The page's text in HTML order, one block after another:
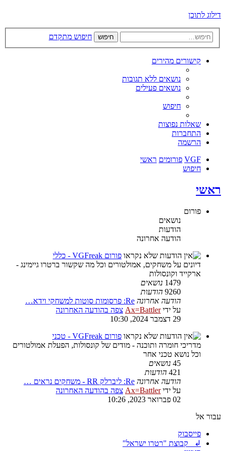
דילוג לתוכן
חיפוש חיפוש מתקדם
קישורים מהירים
נושאים ללא תגובות
נושאים פעילים
חיפוש
שאלות נפוצות
התחברות
הרשמה
VGF פורומים ראשי
חיפוש
ראשי
פורום
נושאים
הודעות
הודעה אחרונה
פורום VGFreak - כללי
דיונים על משחקים, אמולטורים וכל מה שקשור ברטרו גיימינג -
ארקייד וקונסולות
1479 נושאים
9260 הודעות
הודעה אחרונה Re: פרסומות סוטות למשחקי וידא…
על ידיAx=Battler צפה בהודעה האחרונה
29 דצמבר 2024, 10:30
פורום VGFreak - טכני
מדריכי חומרה ותוכנה - מודים של קונסולות, הפעלת אמולטורים
וכל נושא טכני אחר
45 נושאים
421 הודעות
הודעה אחרונה Re: ליברלק RR - משחקים נראים …
על ידיAx=Battler צפה בהודעה האחרונה
02 פברואר 2023, 10:26
עבור אל
פייסבוק
↲ קבוצת "רטרו ישראל"